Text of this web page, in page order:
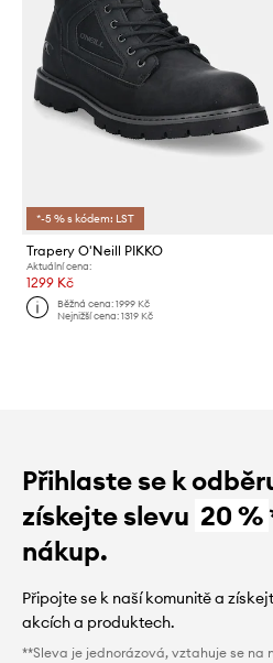
*-5 % s kódem: LST
Trapery O'Neill PIKKO
Aktuální cena:
1299 Kč
Běžná cena:1999 Kč
Nejnižší cena:1319 Kč
Přihlaste se k
získejte slevu 20 %
nákup.
Připojte se k naší komunitě a
akcích a produktech.
**Sleva je jednorázová, vztahuje se na